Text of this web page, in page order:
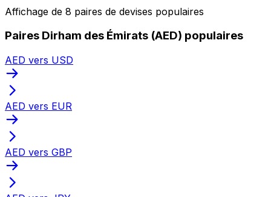
Affichage de 8 paires de devises populaires
Paires Dirham des Émirats (AED) populaires
AED vers USD
AED vers EUR
AED vers GBP